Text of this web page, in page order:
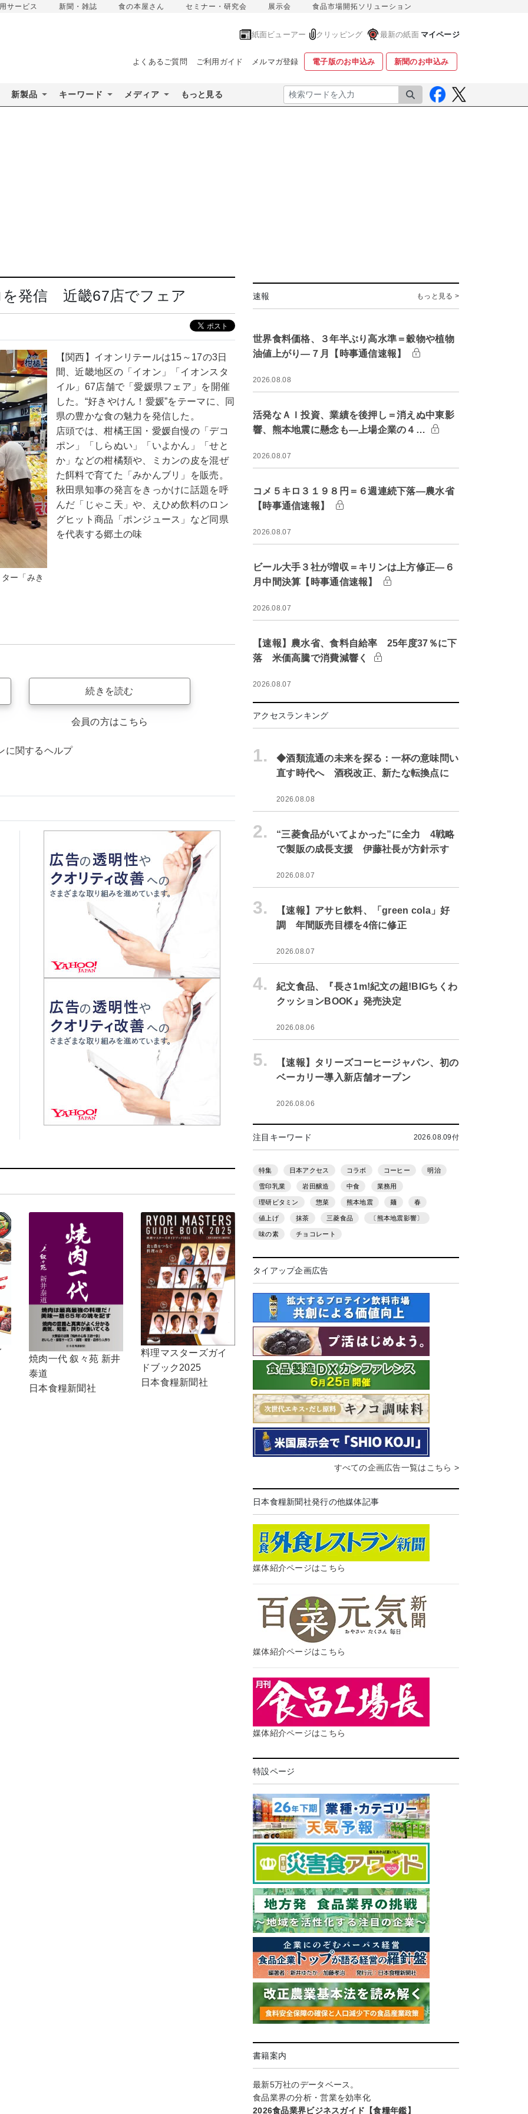
サービス 新聞・雑誌 食の本屋さん セミナー・研究会 展示会 食品市場開拓ソリューション
紙面ビューアー クリッピング 最新の紙面 マイページ
よくあるご質問 ご利用ガイド メルマガ登録 電子版のお申込み 新聞のお申込み
新製品 キーワード メディア もっと見る 検索
を発信 近畿67店でフェア
ー「みき
【関西】イオンリテールは15～17の3日
間、近畿地区の「イオン」「イオンスタ
イル」67店舗で「愛媛県フェア」を開催
した。“好きやけん！愛媛”をテーマに、同
県の豊かな食の魅力を発信した。
店頭では、柑橘王国・愛媛自慢の「デコ
ポン」「しらぬい」「いよかん」「せと
か」などの柑橘類や、ミカンの皮を混ぜ
た餌料で育てた「みかんブリ」を販売。
秋田県知事の発言をきっかけに話題を呼
んだ「じゃこ天」や、えひめ飲料のロン
グヒット商品「ポンジュース」など同県
を代表する郷土の味
続きを読む
会員の方はこちら
に関するヘルプ
焼肉一代 叙々苑 新井
泰道
日本食糧新聞社
料理マスターズガイ
ドブック2025
日本食糧新聞社
速報 もっと見る >
世界食料価格、３年半ぶり高水準＝穀物や植物
油値上がり―７月【時事通信速報】
2026.08.08
活発なＡＩ投資、業績を後押し＝消えぬ中東影
響、熊本地震に懸念も―上場企業の４…
2026.08.07
コメ５キロ３１９８円＝６週連続下落―農水省
【時事通信速報】
2026.08.07
ビール大手３社が増収＝キリンは上方修正―６
月中間決算【時事通信速報】
2026.08.07
【速報】農水省、食料自給率 25年度37％に下
落 米価高騰で消費減響く
2026.08.07
アクセスランキング
1.
◆酒類流通の未来を探る：一杯の意味問い
直す時代へ 酒税改正、新たな転換点に
2026.08.08
2.
“三菱食品がいてよかった”に全力 4戦略
で製販の成長支援 伊藤社長が方針示す
2026.08.07
3.
【速報】アサヒ飲料、「green cola」好
調 年間販売目標を4倍に修正
2026.08.07
4.
紀文食品、『長さ1m!紀文の超!BIGちくわ
クッションBOOK』発売決定
2026.08.06
5.
【速報】タリーズコーヒージャパン、初の
ベーカリー導入新店舗オープン
2026.08.06
注目キーワード 2026.08.09付
特集 日本アクセス コラボ コーヒー 明治
雪印乳業 岩田醸造 中食 業務用
理研ビタミン 惣菜 熊本地震 麺 春
値上げ 抹茶 三菱食品 〔熊本地震影響〕
味の素 チョコレート
タイアップ企画広告
すべての企画広告一覧はこちら >
日本食糧新聞社発行の他媒体記事
媒体紹介ページはこちら
媒体紹介ページはこちら
媒体紹介ページはこちら
特設ページ
書籍案内
最新5万社のデータベース。
食品業界の分析・営業を効率化
2026食品業界ビジネスガイド【食糧年鑑】